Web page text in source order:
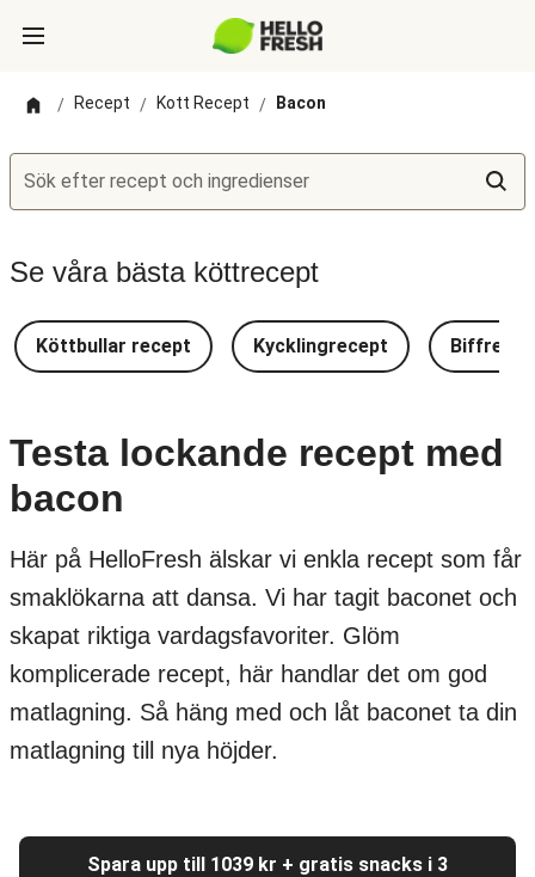
/ Recept / Kott Recept / Bacon
Sök efter recept och ingredienser
Se våra bästa köttrecept
Köttbullar recept Kycklingrecept
Testa lockande recept med
bacon
Här på HelloFresh älskar vi enkla recept som får
smaklökarna att dansa. Vi har tagit baconet och
skapat riktiga vardagsfavoriter. Glöm
komplicerade recept, här handlar det om god
matlagning. Så häng med och låt baconet ta din
matlagning till nya höjder.
Spara upp till 1039 kr + gratis snacks i 3